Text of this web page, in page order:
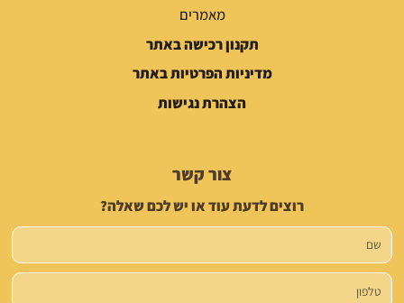
מאמרים
תקנון רכישה באתר
מדיניות הפרטיות באתר
הצהרת נגישות
צור קשר
רוצים לדעת עוד או יש לכם שאלה?
שם
טלפון